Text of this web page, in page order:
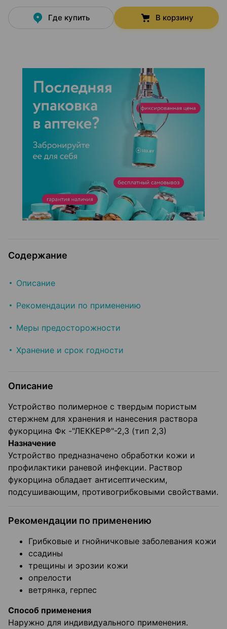
Где купить В корзину
Содержание
Описание
Рекомендации по применению
Меры предосторожности
Хранение и срок годности
Описание
Устройство полимерное с твердым пористым
стержнем для хранения и нанесения раствора
фукорцина Фк -"ЛЕККЕР®"-2,3 (тип 2,3)
Назначение
Устройство предназначено обработки кожи и
профилактики раневой инфекции. Раствор
фукорцина обладает антисептическим,
подсушивающим, противогрибковыми свойствами.
Рекомендации по применению
Грибковые и гнойничковые заболевания кожи
ссадины
трещины и эрозии кожи
опрелости
ветрянка, герпес
Способ применения
Наружно для индивидуального применения.